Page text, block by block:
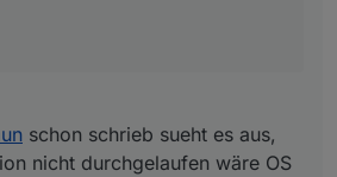
schon schrieb sueht es aus,
nicht durchgelaufen wäre OS